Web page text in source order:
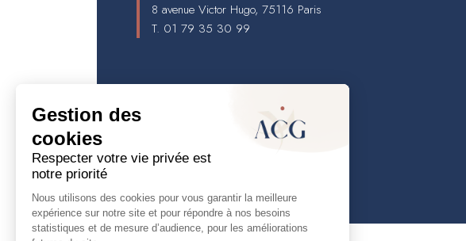
8 avenue Victor Hugo, 75116 Paris
T. 01 79 35 30 99